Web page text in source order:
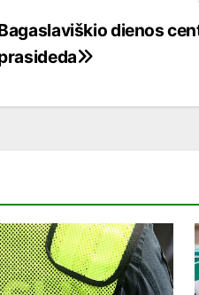
dienos